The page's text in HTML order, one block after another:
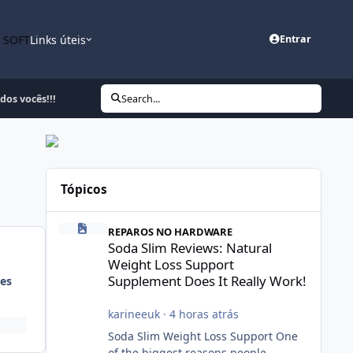
Links úteis Entrar
vocês!!! Search...
Tópicos
REPAROS NO HARDWARE
Soda Slim Reviews: Natural
Weight Loss Support
Supplement Does It Really Work!
karineeuk· 4 horas atrás
Soda Slim Weight Loss Support One